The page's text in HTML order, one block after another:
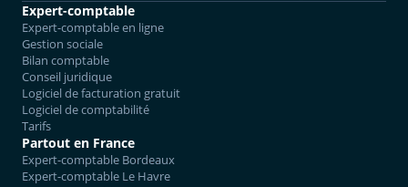
Expert-comptable
Expert-comptable en ligne
Gestion sociale
Bilan comptable
Conseil juridique
Logiciel de facturation gratuit
Logiciel de comptabilité
Tarifs
Partout en France
Expert-comptable Bordeaux
Expert-comptable Le Havre